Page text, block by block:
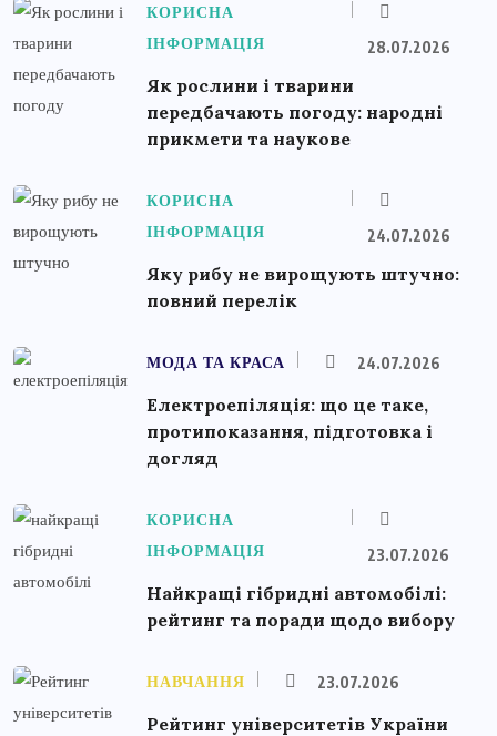
КОРИСНА
ІНФОРМАЦІЯ
28.07.2026
Як рослини і тварини
передбачають погоду: народні
прикмети та наукове
КОРИСНА
ІНФОРМАЦІЯ
24.07.2026
Яку рибу не вирощують штучно:
повний перелік
МОДА ТА КРАСА 24.07.2026
Електроепіляція: що це таке,
протипоказання, підготовка і
догляд
КОРИСНА
ІНФОРМАЦІЯ
23.07.2026
Найкращі гібридні автомобілі:
рейтинг та поради щодо вибору
НАВЧАННЯ 23.07.2026
Рейтинг університетів України